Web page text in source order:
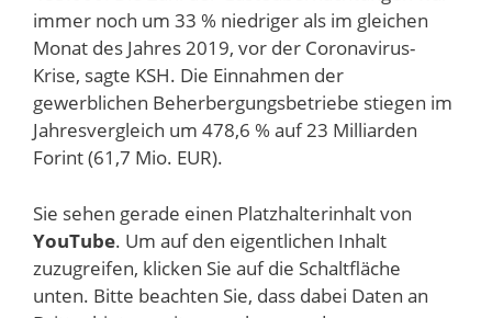
immer noch um 33 % niedriger als im gleichen
Monat des Jahres 2019, vor der Coronavirus-
Krise, sagte KSH. Die Einnahmen der
gewerblichen Beherbergungsbetriebe stiegen im
Jahresvergleich um 478,6 % auf 23 Milliarden
Forint (61,7 Mio. EUR).
Sie sehen gerade einen Platzhalterinhalt von
YouTube. Um auf den eigentlichen Inhalt
zuzugreifen, klicken Sie auf die Schaltfläche
unten. Bitte beachten Sie, dass dabei Daten an